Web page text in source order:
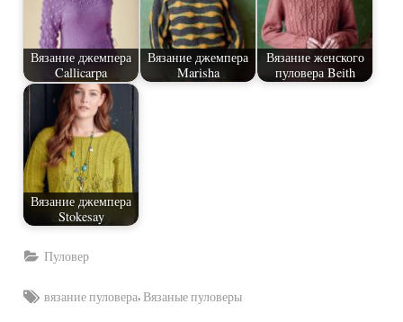
Вязание джемпера
Callicarpa
Вязание джемпера
Marisha
Вязание женского
пуловера Beith
Вязание джемпера
Stokesay
Пуловер
Tags:
вязание пуловера,Вязаные пуловеры